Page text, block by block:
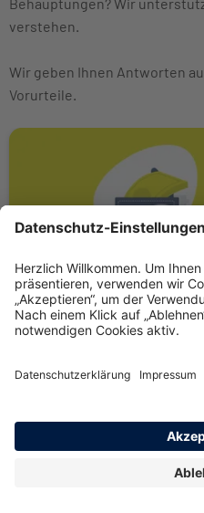
verstehen.
Wir geben Ihnen Antworten
Vorurteile.
Bei finanziellen